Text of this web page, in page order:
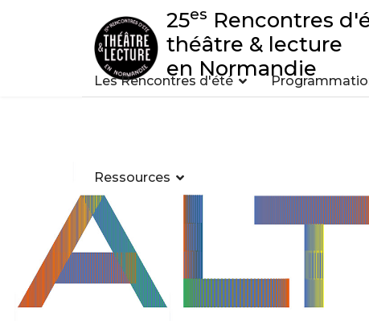
25es Rencontres
théâtre & lecture
en Normandie
Les Rencontres d'été
Ressources